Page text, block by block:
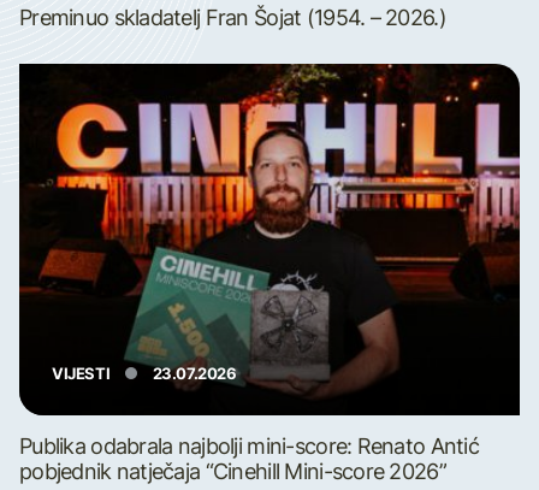
Preminuo skladatelj Fran Šojat (1954. – 2026.)
VIJESTI 23.07.2026
Publika odabrala najbolji mini-score: Renato Antić
pobjednik natječaja “Cinehill Mini-score 2026”